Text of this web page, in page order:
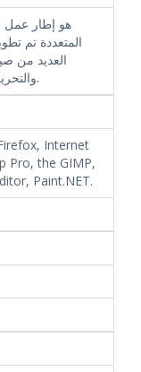
المتعددة تم
العديد من
والتحريك وعدة أنواع من الصور البانورامية التفاعلية.
Internet
Pro, the GIMP,
Paint.NET.